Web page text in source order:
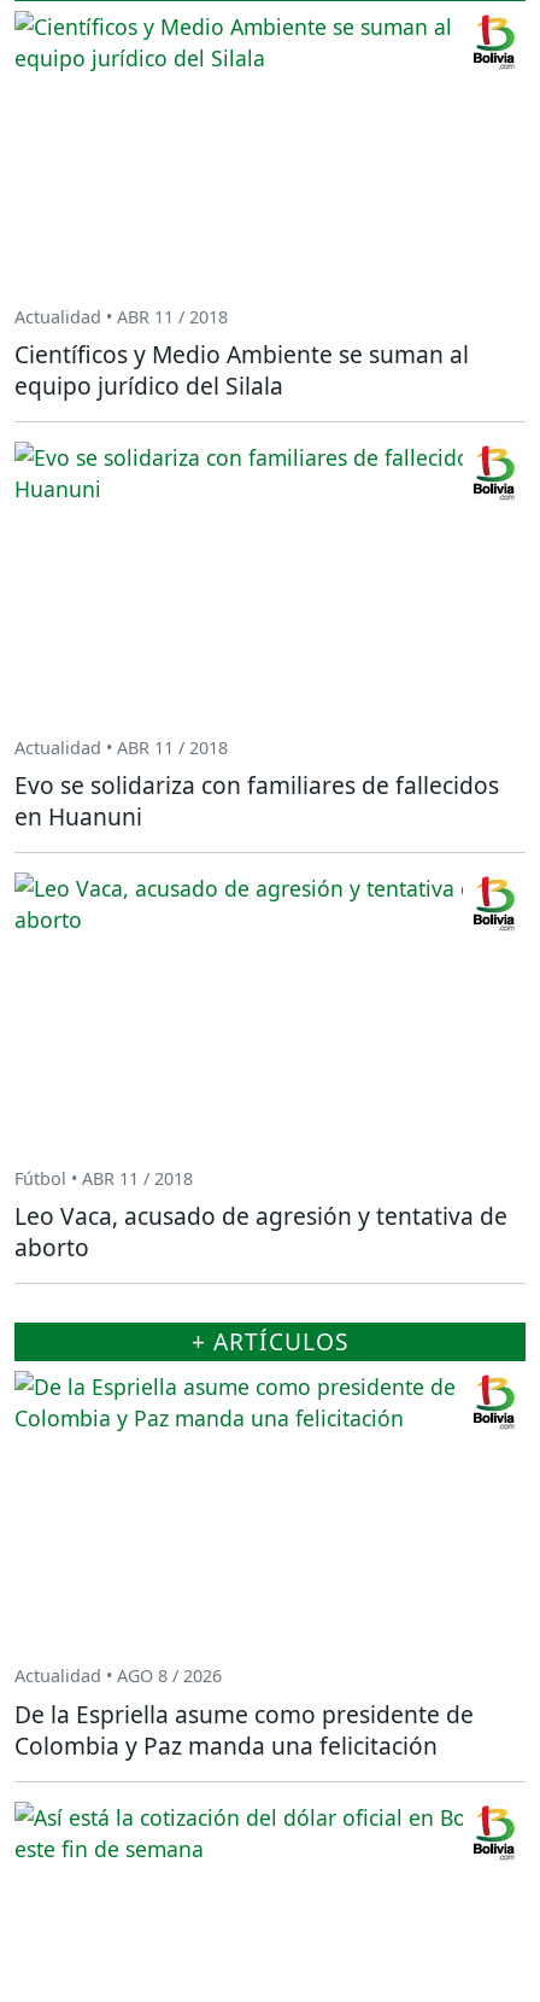
Actualidad • ABR 11 / 2018
Científicos y Medio Ambiente se suman al
equipo jurídico del Silala
Actualidad • ABR 11 / 2018
Evo se solidariza con familiares de fallecidos
en Huanuni
Fútbol • ABR 11 / 2018
Leo Vaca, acusado de agresión y tentativa de
aborto
+ ARTÍCULOS
Actualidad • AGO 8 / 2026
De la Espriella asume como presidente de
Colombia y Paz manda una felicitación